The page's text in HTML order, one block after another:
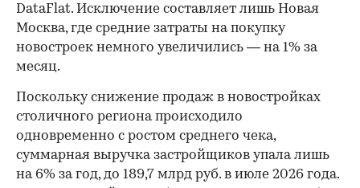
DataFlat. Исключение составляет лишь Новая
Москва, где средние затраты на покупку
новостроек немного увеличились — на 1% за
месяц.
Поскольку снижение продаж в новостройках
столичного региона происходило
одновременно с ростом среднего чека,
суммарная выручка застройщиков упала лишь
на 6% за год, до 189,7 млрд руб. в июле 2026 года.